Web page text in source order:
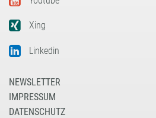
Xing
Linkedin
NEWSLETTER
IMPRESSUM
DATENSCHUTZ